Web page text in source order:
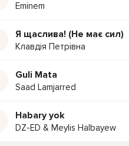
Eminem
Я щаслива! (Не має сил)
Клавдія Петрівна
Guli Mata
Saad Lamjarred
Habary yok
DZ-ED & Meylis Halbayew